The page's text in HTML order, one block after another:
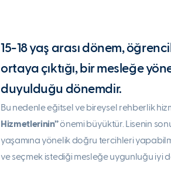
15-18 yaş arası dönem,
ortaya çıktığı, bir mesleğe
duyulduğu dönemdir.
Bu nedenle eğitsel ve bireysel rehberlik
Hizmetlerinin”önemi büyüktür. Lisenin
yaşamına yönelik doğru tercihleri
ve seçmek istediği mesleğe uygunluğu iyi